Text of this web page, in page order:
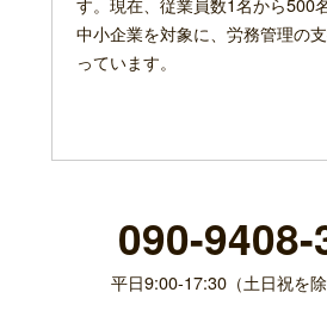
中小企業を対象に、労務管理の
っています。
090-9408-
平日9:00-17:30（土日祝を除